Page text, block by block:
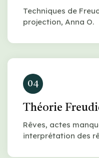
Techniques de
projection, Anna O.
04
Théorie
Rêves, actes
interprétation des